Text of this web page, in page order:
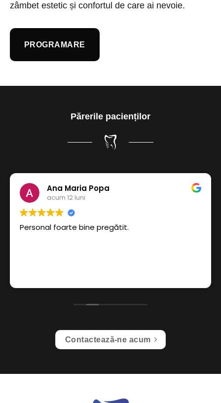
zâmbet estetic și confortul de care ai nevoie.
PROGRAMARE
Părerile pacienților
Ana Maria Popa
acum 12 luni
Personal foarte bine pregătit.
Contactează-ne acum